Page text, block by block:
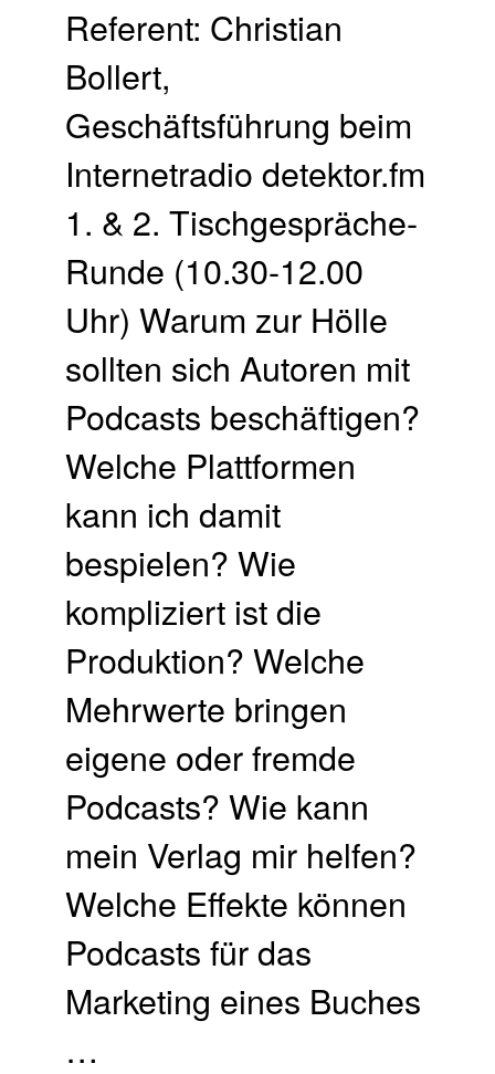
Referent: Christian
Bollert,
Geschäftsführung beim
Internetradio detektor.fm
1. & 2. Tischgespräche-
Runde (10.30-12.00
Uhr) Warum zur Hölle
sollten sich Autoren mit
Podcasts beschäftigen?
Welche Plattformen
kann ich damit
bespielen? Wie
kompliziert ist die
Produktion? Welche
Mehrwerte bringen
eigene oder fremde
Podcasts? Wie kann
mein Verlag mir helfen?
Welche Effekte können
Podcasts für das
Marketing eines Buches
…